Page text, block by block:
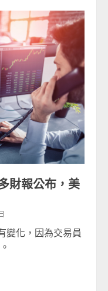
財報公布，美
變化，因為交易員